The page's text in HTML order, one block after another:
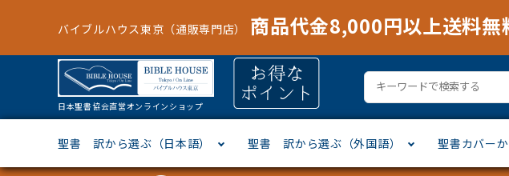
バイブルハウス東京（通販専門店） 商品代金8,000円以上送料無
日本聖書協会直営オンラインショップ
聖書 訳から選ぶ（日本語） 聖書 訳から選ぶ（外国語） 聖書カバー